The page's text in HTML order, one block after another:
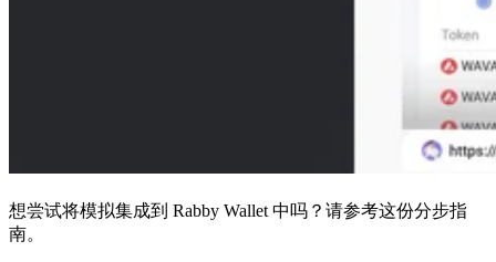
想尝试将模拟集成到 Rabby Wallet 中吗？请参考这份分步指
南。